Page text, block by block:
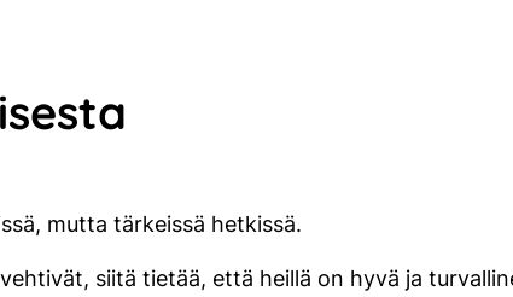
mutta tärkeissä hetkissä.
siitä tietää, että heillä on hyvä ja